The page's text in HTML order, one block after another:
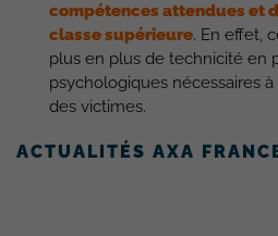
compétences attendues et
classe supérieure. En effet,
plus en plus de technicité en
psychologiques nécessaires
des victimes.
ACTUALITÉS AXA